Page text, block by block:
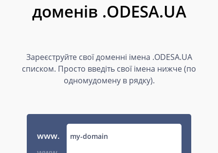
доменів .ODESA.UA
Зареєструйте свої доменні імена .ODESA.UA
списком. Просто введіть свої імена нижче (по
одномудомену в рядку).
www.